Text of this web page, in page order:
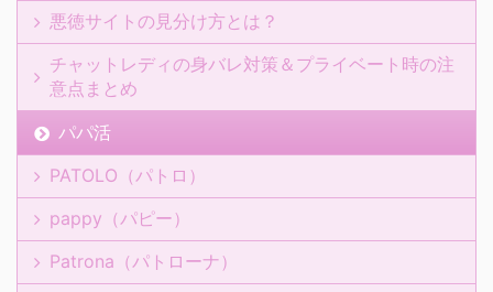
悪徳サイトの見分け方とは？
チャットレディの身バレ対策＆プライベート時の注
意点まとめ
パパ活
PATOLO（パトロ）
pappy（パピー）
Patrona（パトローナ）